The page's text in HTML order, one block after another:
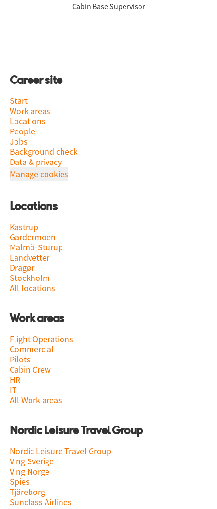
Cabin Base Supervisor
Career site
Start
Work areas
Locations
People
Jobs
Background check
Data & privacy
Manage cookies
Locations
Kastrup
Gardermoen
Malmö-Sturup
Landvetter
Dragør
Stockholm
All locations
Work areas
Flight Operations
Commercial
Pilots
Cabin Crew
HR
IT
All Work areas
Nordic Leisure Travel Group
Nordic Leisure Travel Group
Ving Sverige
Ving Norge
Spies
Tjäreborg
Sunclass Airlines